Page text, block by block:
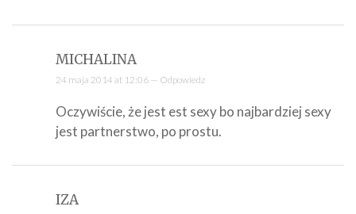
MICHALINA
24 maja 2014 at 12:06 — Odpowiedz
Oczywiście, że jest est sexy bo najbardziej sexy
jest partnerstwo, po prostu.
IZA